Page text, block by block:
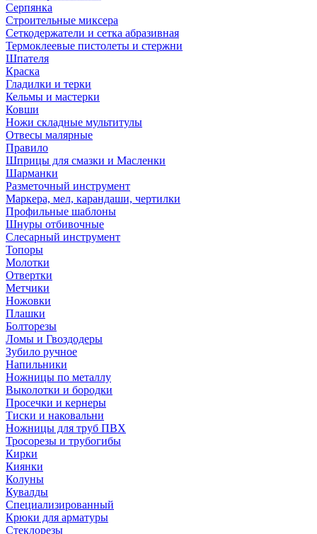
Серпянка
Строительные миксера
Сеткодержатели и сетка абразивная
Термоклеевые пистолеты и стержни
Шпателя
Краска
Гладилки и терки
Кельмы и мастерки
Ковши
Ножи складные мультитулы
Отвесы малярные
Правило
Шприцы для смазки и Масленки
Шарманки
Разметочный инструмент
Маркера, мел, карандаши, чертилки
Профильные шаблоны
Шнуры отбивочные
Слесарный инструмент
Топоры
Молотки
Отвертки
Метчики
Ножовки
Плашки
Болторезы
Ломы и Гвоздодеры
Зубило ручное
Напильники
Ножницы по металлу
Выколотки и бородки
Просечки и кернеры
Тиски и наковальни
Ножницы для труб ПВХ
Тросорезы и трубогибы
Кирки
Киянки
Колуны
Кувалды
Специализированный
Крюки для арматуры
Стеклорезы